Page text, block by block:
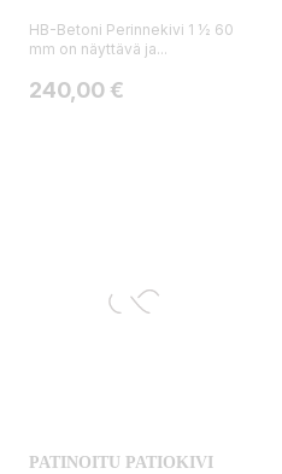
HB-Betoni Perinnekivi 1 ½ 60
mm on näyttävä ja...
Hinta
240,00 €
PATINOITU PATIOKIVI